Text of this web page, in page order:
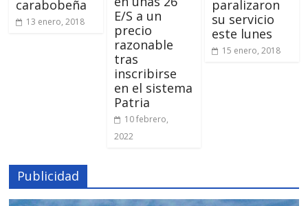
carabobeña
13 enero, 2018
E/S a un
precio
razonable
tras
inscribirse
en el sistema
Patria
10 febrero,
2022
paralizaron
su servicio
este lunes
15 enero, 2018
Publicidad